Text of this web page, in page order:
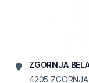
ZGORNJA
4205